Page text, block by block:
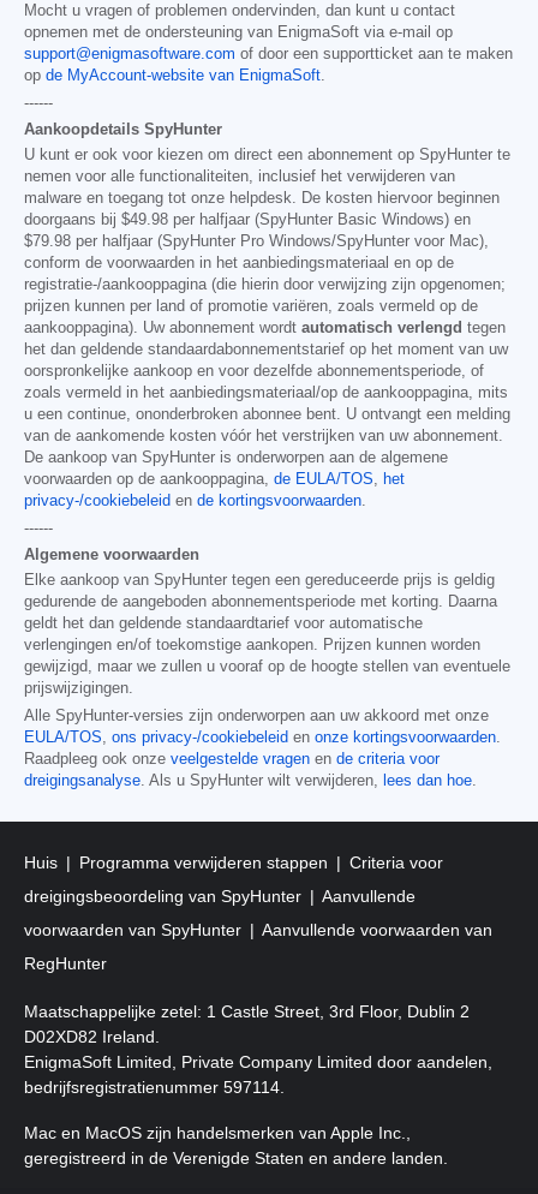
Mocht u vragen of problemen ondervinden, dan kunt u contact
opnemen met de ondersteuning van EnigmaSoft via e-mail op
support@enigmasoftware.com of door een supportticket aan te maken
op de MyAccount-website van EnigmaSoft
------
Aankoopdetails SpyHunter
U kunt er ook voor kiezen om direct een abonnement op SpyHunter te
nemen voor alle functionaliteiten, inclusief het verwijderen van
malware en toegang tot onze helpdesk. De kosten hiervoor beginnen
doorgaans bij $49.98 per halfjaar (SpyHunter Basic Windows) en
$79.98 per halfjaar (SpyHunter Pro Windows/SpyHunter voor Mac),
conform de voorwaarden in het aanbiedingsmateriaal en op de
registratie-/aankooppagina (die hierin door verwijzing zijn opgenomen;
prijzen kunnen per land of promotie variëren, zoals vermeld op de
aankooppagina). Uw abonnement wordt automatisch verlengd tegen
het dan geldende standaardabonnementstarief op het moment van uw
oorspronkelijke aankoop en voor dezelfde abonnementsperiode, of
zoals vermeld in het aanbiedingsmateriaal/op de aankooppagina, mits
u een continue, ononderbroken abonnee bent. U ontvangt een melding
van de aankomende kosten vóór het verstrijken van uw abonnement.
De aankoop van SpyHunter is onderworpen aan de algemene
voorwaarden op de aankooppagina, de EULA/TOS
het
privacy-/cookiebeleid en de kortingsvoorwaarden
------
Algemene voorwaarden
Elke aankoop van SpyHunter tegen een gereduceerde prijs is geldig
gedurende de aangeboden abonnementsperiode met korting. Daarna
geldt het dan geldende standaardtarief voor automatische
verlengingen en/of toekomstige aankopen. Prijzen kunnen worden
gewijzigd, maar we zullen u vooraf op de hoogte stellen van eventuele
prijswijzigingen.
Alle SpyHunter-versies zijn onderworpen aan uw akkoord met onze
EULA/TOS
ons privacy-/cookiebeleid en onze kortingsvoorwaarden
Raadpleeg ook onze veelgestelde vragen en de criteria voor
dreigingsanalyse . Als u SpyHunter wilt verwijderen, lees dan hoe
Huis Programma verwijderen stappen
Criteria voor
dreigingsbeoordeling van SpyHunter
Aanvullende
voorwaarden van SpyHunter
Aanvullende voorwaarden van
RegHunter
Maatschappelijke zetel: 1 Castle Street, 3rd Floor, Dublin 2
D02XD82 Ireland.
EnigmaSoft Limited, Private Company Limited door aandelen,
bedrijfsregistratienummer 597114.
Mac en MacOS zijn handelsmerken van Apple Inc.,
geregistreerd in de Verenigde Staten en andere landen.